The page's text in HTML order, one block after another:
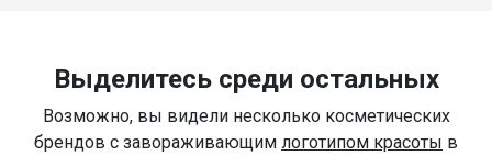
Выделитесь среди остальных
Возможно, вы видели несколько косметических
брендов с завораживающим логотипом красоты в